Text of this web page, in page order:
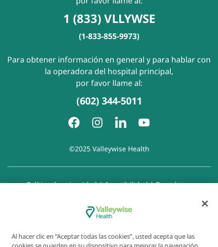
1 (833) VLLYWSE
(1-833-855-9973)
Para obtener información en general y para hablar con
la operadora del hospital principal,
por favor llame al:
(602) 344-5011
©2025 Valleywise Health
Política de privacidad|Accesibilidad|Derechos y
Aviso de Prohibición de la Discriminación
Exención de responsabilidad con respecto a sitios web
Al hacer clic en “Aceptar todas las cookies”, usted acepta que las